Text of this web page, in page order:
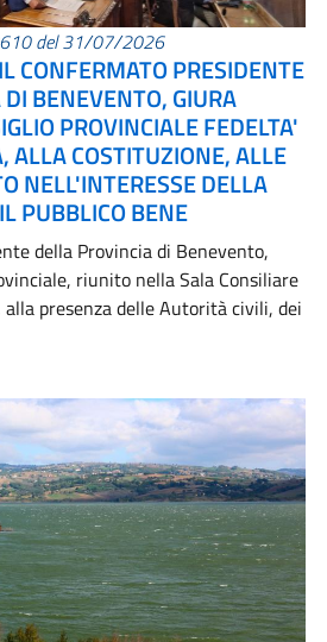
del 31/07/2026
CONFERMATO PRESIDENTE
BENEVENTO, GIURA
PROVINCIALE FEDELTA'
ALLA COSTITUZIONE, ALLE
NELL'INTERESSE DELLA
PUBBLICO BENE
della Provincia di Benevento,
riunito nella Sala Consiliare
presenza delle Autorità civili, dei